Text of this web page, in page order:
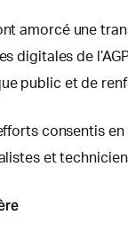
amorcé une
digitales de
public et de
consentis
et